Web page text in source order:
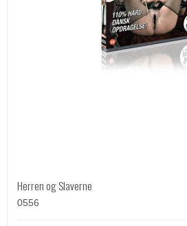
Herren og Slaverne
0556